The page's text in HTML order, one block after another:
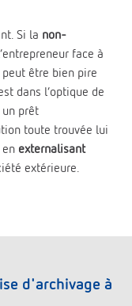
Si la non-
face à
peut être bien pire
dans l’optique de
prêt
toute trouvée lui
externalisant
extérieure.
d'archivage à